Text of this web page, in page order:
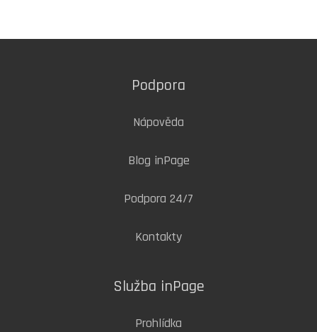
Podpora
Nápověda
Blog inPage
Podpora 24/7
Kontakty
Služba inPage
Prohlídka